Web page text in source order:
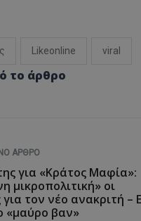
Likeonline viral
το άρθρο
ΆΡΘΡΟ
για «Κράτος Μαφία»:
μικροπολιτική» οι
για τον νέο ανακριτή –
«μαύρο βαν»